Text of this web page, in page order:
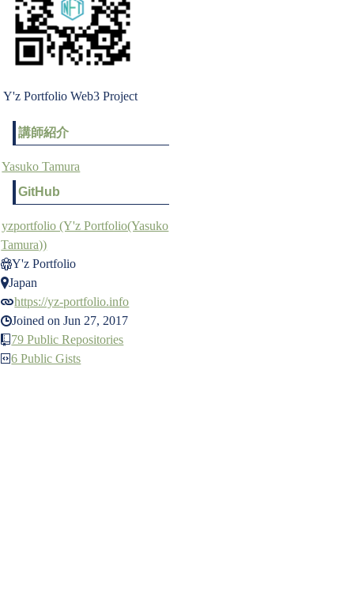
Y'z Portfolio Web3 Project
講師紹介
Yasuko Tamura
GitHub
yzportfolio (Y'z Portfolio(Yasuko
Tamura))
Y'z Portfolio
Japan
https://yz-portfolio.info
Joined on Jun 27, 2017
79 Public Repositories
6 Public Gists